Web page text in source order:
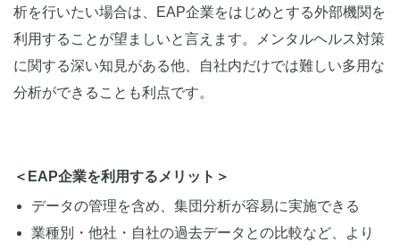
析を行いたい場合は、EAP企業をはじめとする外部機関を
利用することが望ましいと言えます。メンタルヘルス対策
に関する深い知見がある他、自社内だけでは難しい多用な
分析ができることも利点です。
＜EAP企業を利用するメリット＞
データの管理を含め、集団分析が容易に実施できる
業種別・他社・自社の過去データとの比較など、より